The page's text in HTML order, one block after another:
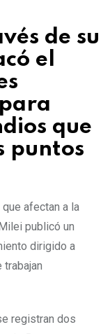
de su
el
que
puntos
afectan a la
publicó un
dirigido a
registran dos